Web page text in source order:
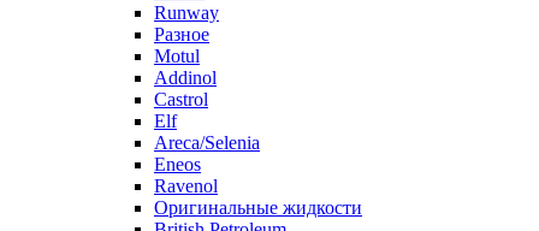
Runway
Разное
Motul
Addinol
Castrol
Elf
Areca/Selenia
Eneos
Ravenol
Оригинальные жидкости